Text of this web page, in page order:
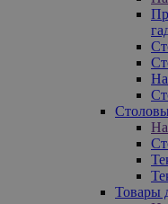
Товары